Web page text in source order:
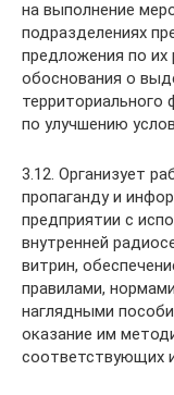
на выполнение
подразделениях
предложения по их
обоснования о
территориального
по улучшению
3.12. Организует
пропаганду и
предприятии с
внутренней
витрин,
правилами,
наглядными
оказание им
соответствующих